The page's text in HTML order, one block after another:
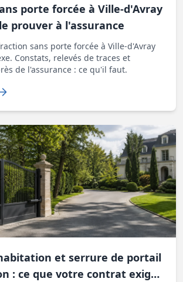
porte forcée à Ville-d'Avray
prouver à l'assurance
sans porte forcée à Ville-d'Avray
Constats, relevés de traces et
de l'assurance : ce qu'il faut.
et serrure de portail
: ce que votre contrat exige